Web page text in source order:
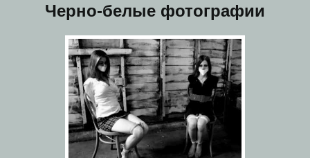
Черно-белые фотографии